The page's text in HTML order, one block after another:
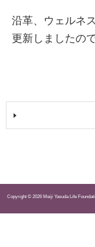
沿革、ウェルネ
更新しましたの
Copyright © 2026 Meiji Yasuda Life